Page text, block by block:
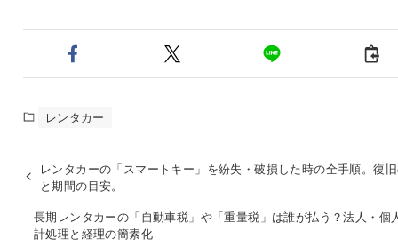
レンタカー
レンタカーの「スマートキー」を紛失・破損した時の全手順。復
と期間の目安。
長期レンタカーの「自動車税」や「重量税」は誰が払う？法人・個
計処理と経理の簡素化